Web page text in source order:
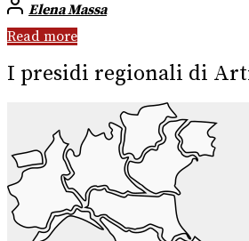
Elena Massa
Read more
I presidi regionali di